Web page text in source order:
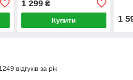
1 299₴
Купити 1
відгуків за рік